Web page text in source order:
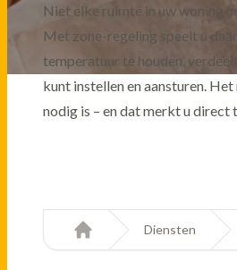
Niet elke ruimte in uw woning
Met zone-regeling speelt u
temperatuur te houden,
kunt instellen en aansturen.
nodig is – en dat merkt u direct
Home
Diensten